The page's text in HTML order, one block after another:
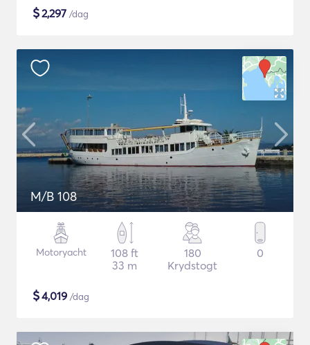
$2,297 /dag
M/B 108
Motoryacht
108 ft
33 m
180
Krydstogt
0
$4,019 /dag